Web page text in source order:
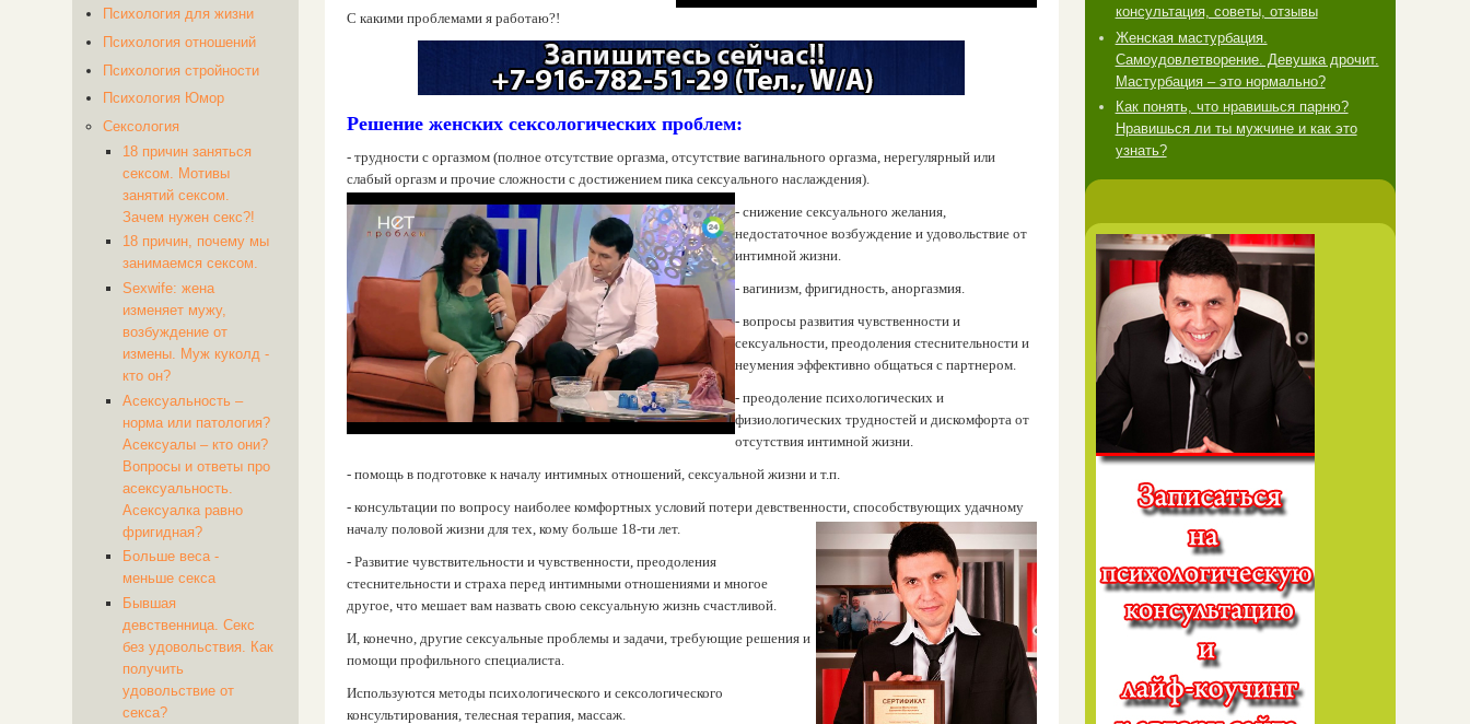
Психология для жизни
Психология отношений
Психология стройности
Психология Юмор
Сексология
18 причин заняться
сексом. Мотивы
занятий сексом.
Зачем нужен секс?!
18 причин, почему мы
занимаемся сексом.
Sexwife: жена
изменяет мужу,
возбуждение от
измены. Муж куколд -
кто он?
Асексуальность –
норма или патология?
Асексуалы – кто они?
Вопросы и ответы про
асексуальность.
Асексуалка равно
фригидная?
Больше веса -
меньше секса
Бывшая
девственница. Секс
без удовольствия. Как
получить
удовольствие от
секса?
С какими проблемами я работаю?!
Решение женских сексологических проблем:
- трудности с оргазмом (полное отсутствие оргазма, отсутствие вагинального оргазма, нерегулярный или
слабый оргазм и прочие сложности с достижением пика сексуального наслаждения).
- снижение сексуального желания,
недостаточное возбуждение и удовольствие от
интимной жизни.
- вагинизм, фригидность, аноргазмия.
- вопросы развития чувственности и
сексуальности, преодоления стеснительности и
неумения эффективно общаться с партнером.
- преодоление психологических и
физиологических трудностей и дискомфорта от
отсутствия интимной жизни.
- помощь в подготовке к началу интимных отношений, сексуальной жизни и т.п.
- консультации по вопросу наиболее комфортных условий потери девственности, способствующих удачному
началу половой жизни для тех, кому больше 18-ти лет.
- Развитие чувствительности и чувственности, преодоления
стеснительности и страха перед интимными отношениями и многое
другое, что мешает вам назвать свою сексуальную жизнь счастливой.
И, конечно, другие сексуальные проблемы и задачи, требующие решения и
помощи профильного специалиста.
Используются методы психологического и сексологического
консультирования, телесная терапия, массаж.
консультация, советы, отзывы
Женская мастурбация.
Самоудовлетворение. Девушка дрочит.
Мастурбация – это нормально?
Как понять, что нравишься парню?
Нравишься ли ты мужчине и как это
узнать?